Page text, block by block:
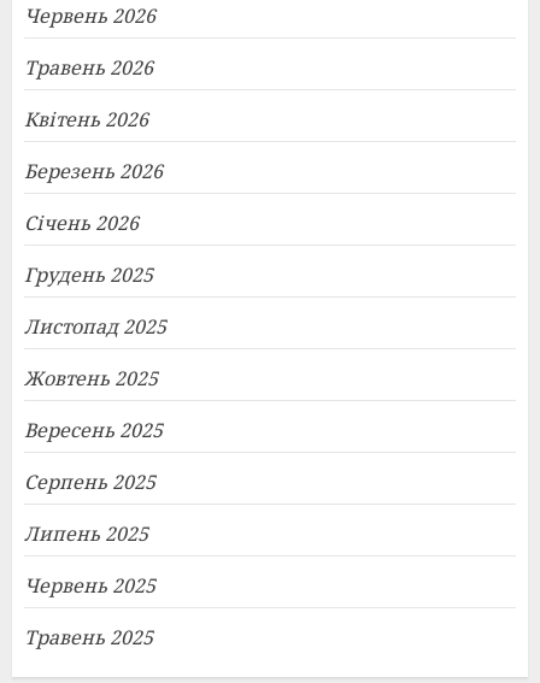
Червень 2026
Травень 2026
Квітень 2026
Березень 2026
Січень 2026
Грудень 2025
Листопад 2025
Жовтень 2025
Вересень 2025
Серпень 2025
Липень 2025
Червень 2025
Травень 2025